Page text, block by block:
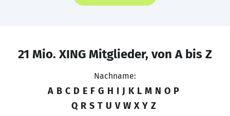
21 Mio. XING Mitglieder, von A bis Z
Nachname:
A B C D E F G H I J K L M N O P
Q R S T U V W X Y Z